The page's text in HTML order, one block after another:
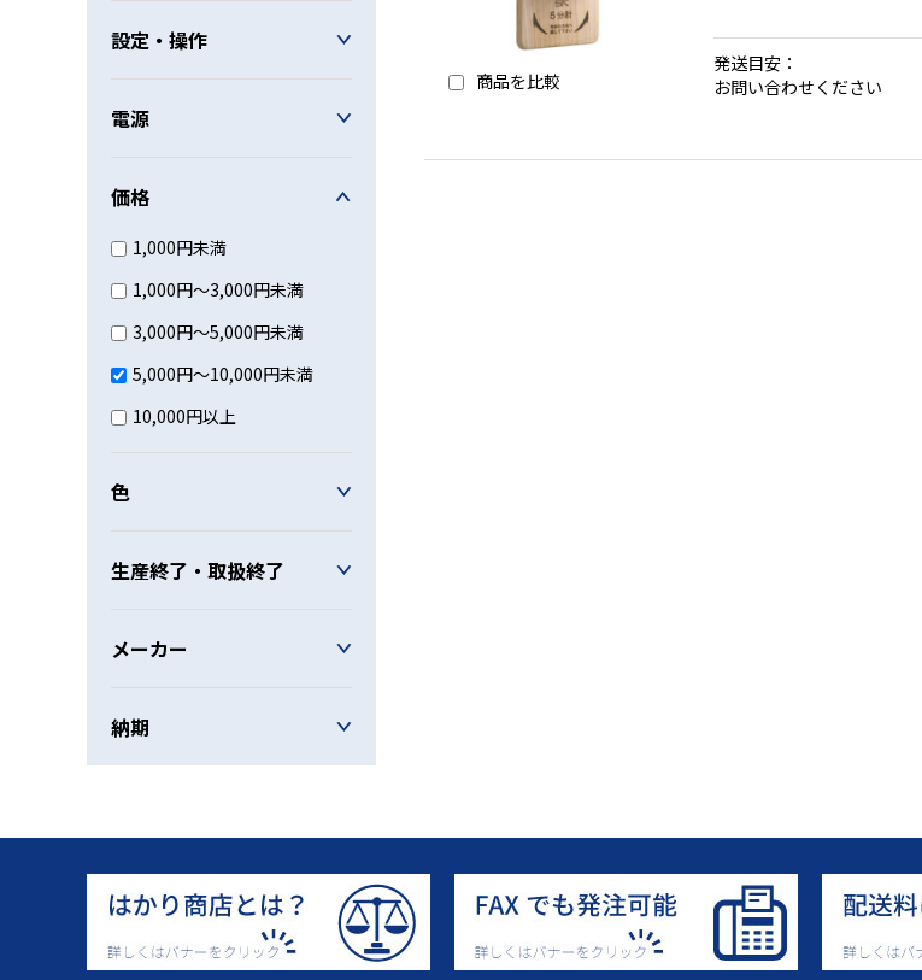
設定・操作
電源
価格
1,000円未満
1,000円～3,000円未満
3,000円～5,000円未満
5,000円～10,000円未満
10,000円以上
色
生産終了・取扱終了
メーカー
納期
商品を比較
発送目安：
お問い合わせください